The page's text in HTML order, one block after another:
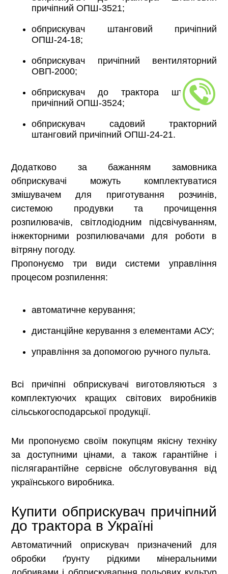
причіпний ОПШ-3521;
обприскувач штанговий причіпний
ОПШ-24-18;
обприскувач причіпний вентиляторний
ОВП-2000;
обприскувач до трактора штанговий
причіпний ОПШ-3524;
обприскувач садовий тракторний
штанговий причіпний ОПШ-24-21.
Додатково за бажанням замовника
обприскувачі можуть комплектуватися
змішувачем для приготування розчинів,
системою продувки та прочищення
розпилювачів, світлодіодним підсвічуванням,
інжекторними розпилювачами для роботи в
вітряну погоду.
Пропонуємо три види системи управління
процесом розпилення:
автоматичне керування;
дистанційне керування з елементами АСУ;
управління за допомогою ручного пульта.
Всі причіпні обприскувачі виготовляються з
комплектуючих кращих світових виробників
сільськогосподарської продукції.
Ми пропонуємо своїм покупцям якісну техніку
за доступними цінами, а також гарантійне і
післягарантійне сервісне обслуговування від
українського виробника.
Купити обприскувач причіпний
до трактора в Україні
Автоматичний оприскувач призначений для
обробки ґрунту рідкими мінеральними